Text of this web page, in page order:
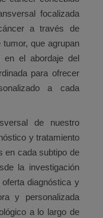
focalizada
a través de
que agrupan
en el abordaje del
para ofrecer
a cada
de nuestro
y tratamiento
en cada subtipo de
la investigación
diagnóstica y
y personalizada
a lo largo de